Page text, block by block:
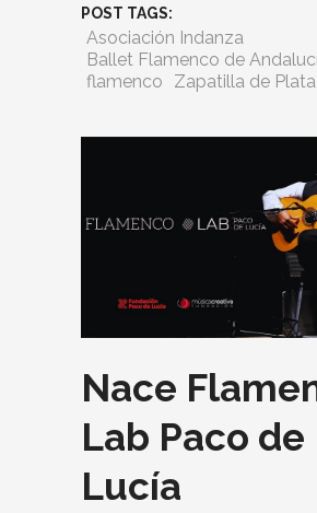
POST TAGS:
Asociación Indanza
Ballet Flamenco de
flamenco
Zapatilla de Plata
Nace
Lab Paco de
Lucía